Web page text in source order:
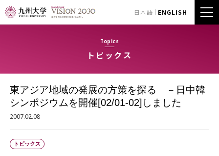
日本語 ENGLISH
Topics
トピックス
東アジア地域の発展の方策を探る －日中韓
シンポジウムを開催[02/01-02]しました
2007.02.08
トピックス